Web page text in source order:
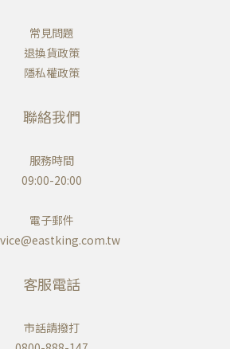
常見問題
退換貨政策
隱私權政策
聯絡我們
服務時間
09:00-20:00
電子郵件
客服電話
市話請撥打